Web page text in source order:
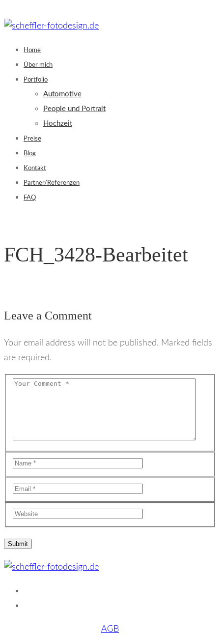
to
Home
Über mich
Portfolio
Automotive
People und Portrait
Hochzeit
Preise
Blog
Kontakt
Partner/Referenzen
FAQ
FCH_3428-Bearbeitet
Leave a Comment
Your email address will not be published. Marked fields
are required.
AGB